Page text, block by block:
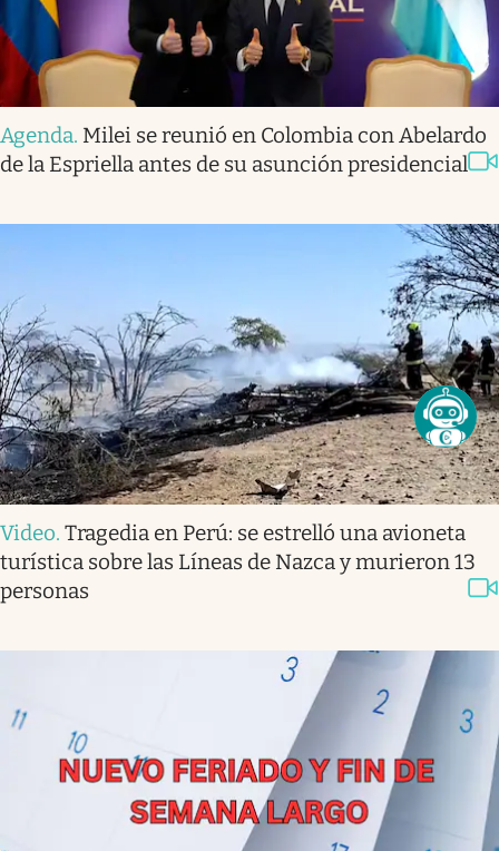
Agenda. Milei se reunió en Colombia con Abelardo
de la Espriella antes de su asunción presidencial
Video. Tragedia en Perú: se estrelló una avioneta
turística sobre las Líneas de Nazca y murieron 13
personas